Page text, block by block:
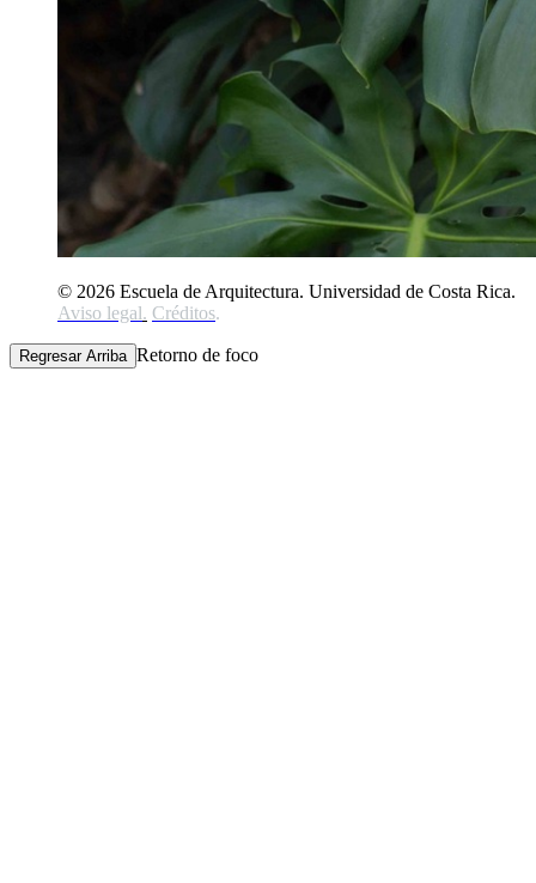
© 2026 Escuela de Arquitectura. Universidad de Costa Rica.
Aviso legal. Créditos.
Regresar Arriba Retorno de foco